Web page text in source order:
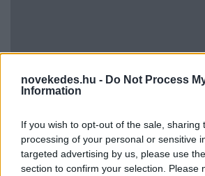
novekedes.hu - Do Not Process
Information
If you wish to opt-out of the sale, sharing
processing of your personal or sensitive
targeted advertising by us, please use
section to confirm your selection. Please
állam